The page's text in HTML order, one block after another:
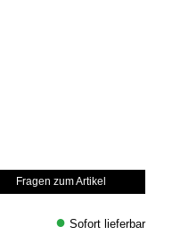
Fragen zum Artikel
● Sofort lieferbar